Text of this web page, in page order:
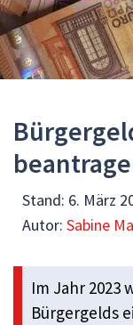
Stand: 6. März
Autor: Sabine
Im Jahr 2023
Bürgergelds